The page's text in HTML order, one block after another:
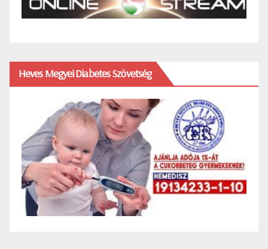
Heves Megyei Diabetes Szövetség